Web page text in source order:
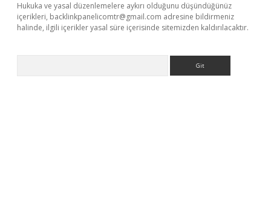
Hukuka ve yasal düzenlemelere aykırı olduğunu düşündüğünüz
içerikleri, backlinkpanelicomtr@gmail.com adresine bildirmeniz
halinde, ilgili içerikler yasal süre içerisinde sitemizden kaldırılacaktır.